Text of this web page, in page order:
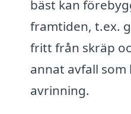
bäst kan
framtiden, t.ex.
fritt från skräp
annat avfall som
avrinning.